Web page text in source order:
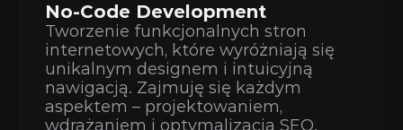
No-Code Development
Tworzenie funkcjonalnych stron
internetowych, które wyróżniają się
unikalnym designem i intuicyjną
nawigacją. Zajmuję się każdym
aspektem – projektowaniem,
wdrażaniem i optymalizacją SEO.